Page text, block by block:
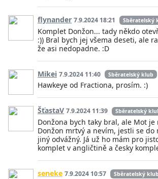
flynander 7.9.2024 18:21 Sběratelský
Komplet Donžon... tady někdo
:)) Bral bych jej všema deseti, ale
že asi nedopadne. :D
Mikei 7.9.2024 11:40 Sběratelský klub
Hawkeye od Fractiona, prosím. :)
ŠťastaV 7.9.2024 11:39 Sběratelský
Donžona bych taky bral, ale Mot
Donžon mrtvý a nevím, jestli se
jiný odvážný. Já už ho mám pro
komplet v angličtině a česky
seneke 7.9.2024 10:57 Sběratelský klub